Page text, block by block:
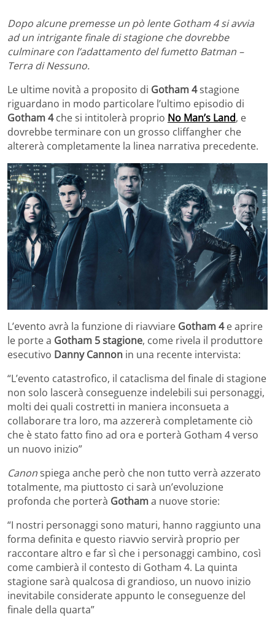
Dopo alcune premesse un pò lente Gotham 4 si avvia
ad un intrigante finale di stagione che dovrebbe
culminare con l’adattamento del fumetto Batman –
Terra di Nessuno.
Le ultime novità a proposito di Gotham 4stagione
riguardano in modo particolare l’ultimo episodio di
Gotham 4che si intitolerà proprio No Man’s Land, e
dovrebbe terminare con un grosso cliffangher che
altererà completamente la linea narrativa precedente.
L’evento avrà la funzione di riavviare Gotham 4e aprire
le porte a Gotham 5 stagione, come rivela il produttore
esecutivo Danny Cannon in una recente intervista:
“L’evento catastrofico, il cataclisma del finale di stagione
non solo lascerà conseguenze indelebili sui personaggi,
molti dei quali costretti in maniera inconsueta a
collaborare tra loro, ma azzererà completamente ciò
che è stato fatto fino ad ora e porterà Gotham 4 verso
un nuovo inizio”
Canonspiega anche però che non tutto verrà azzerato
totalmente, ma piuttosto ci sarà un’evoluzione
profonda che porterà Gothama nuove storie:
“I nostri personaggi sono maturi, hanno raggiunto una
forma definita e questo riavvio servirà proprio per
raccontare altro e far sì che i personaggi cambino, così
come cambierà il contesto di Gotham 4. La quinta
stagione sarà qualcosa di grandioso, un nuovo inizio
inevitabile considerate appunto le conseguenze del
finale della quarta”